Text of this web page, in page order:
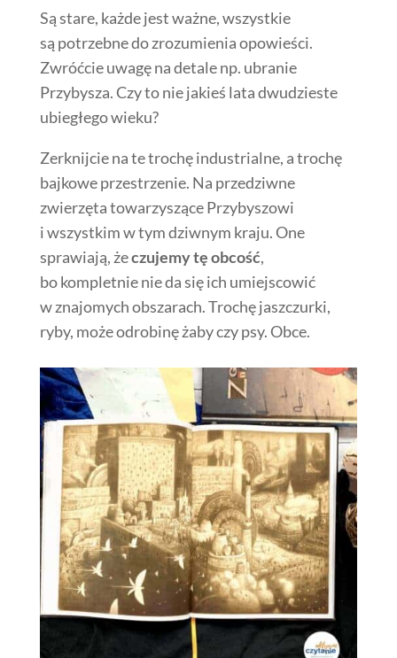
Są stare, każde jest ważne, wszystkie
są potrzebne do zrozumienia opowieści.
Zwróćcie uwagę na detale np. ubranie
Przybysza. Czy to nie jakieś lata dwudzieste
ubiegłego wieku?
Zerknijcie na te trochę industrialne, a trochę
bajkowe przestrzenie. Na przedziwne
zwierzęta towarzyszące Przybyszowi
i wszystkim w tym dziwnym kraju. One
sprawiają, żeczujemy tę obcość,
bo kompletnie nie da się ich umiejscowić
w znajomych obszarach. Trochę jaszczurki,
ryby, może odrobinę żaby czy psy. Obce.